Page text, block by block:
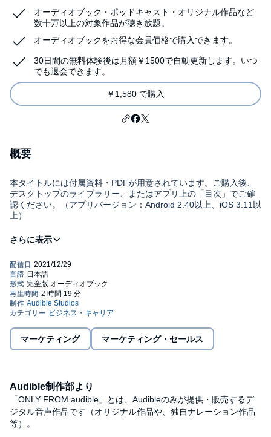
オーディオブック・ポッドキャスト・オリジナル作品など
数十万以上の対象作品が聴き放題。
オーディオブックをお得な会員価格で購入できます。
30日間の無料体験後は月額￥1500で自動更新します。いつ
でも退会できます。
￥1,580 で購入
概要
本タイトルには付属資料・PDFが用意されています。ご購入後、
デスクトップのライブラリー、またはアプリ上の「目次」でご確
認ください。（アプリバージョン：Android 2.40以上、iOS 3.11以
上）
過去２０年ではＩＴバブル崩壊、リーマンショック、東日本大震
などを進めて乗り越えた電機業界。そこへ、世界的なコロナ禍が
直撃。再び大きな試練の時を迎えた電機業界はどう戦っていくの
か。大手８社（ソニー、パナソニック、シャープ、日立製作所、
東芝、三菱電機、ＮＥＣ、富士通）だけではなく、半導体製造装
置や電子部品など、日本企業が強さを発揮できそうな分野もあ
る。各社の課題とともに分析していく。
本誌は『週刊東洋経済』２０２０年６月２０日号掲載の３０ペー
ジ分を電子化したものです。情報は底本編集当時のもので、新型
コロナウイルス感染症による、その後の経済や社会への影響は反
映されていません。
マーケティング マーケティング・セールス
Audible制作部より
「ONLY FROM audible」とは、Audibleのみが提供・販売するデ
ジタル音声作品です（オリジナル作品や、独自ナレーション作品
等）。